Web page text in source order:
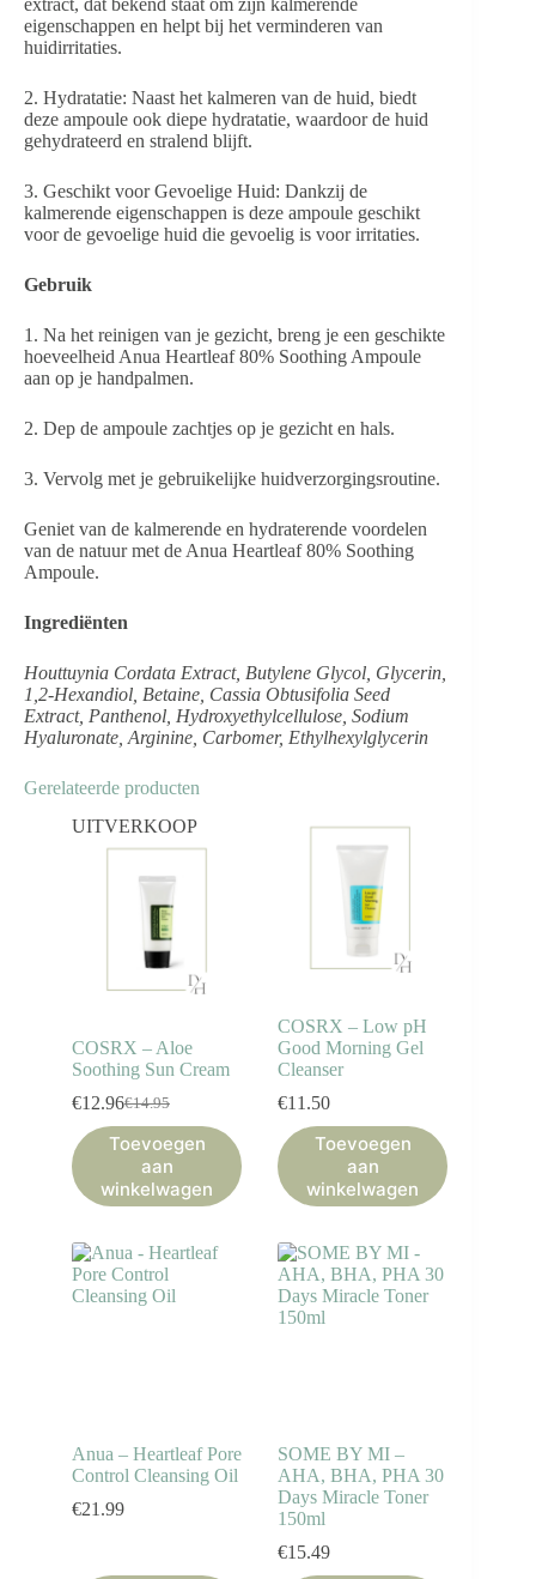
eigenschappen en helpt bij het verminderen van
huidirritaties.
2. Hydratatie: Naast het kalmeren van de huid, biedt
deze ampoule ook diepe hydratatie, waardoor de huid
gehydrateerd en stralend blijft.
3. Geschikt voor Gevoelige Huid: Dankzij de
kalmerende eigenschappen is deze ampoule geschikt
voor de gevoelige huid die gevoelig is voor irritaties.
Gebruik
1. Na het reinigen van je gezicht, breng je een geschikte
hoeveelheid Anua Heartleaf 80% Soothing Ampoule
aan op je handpalmen.
2. Dep de ampoule zachtjes op je gezicht en hals.
3. Vervolg met je gebruikelijke huidverzorgingsroutine.
Geniet van de kalmerende en hydraterende voordelen
van de natuur met de Anua Heartleaf 80% Soothing
Ampoule.
Ingrediënten
Houttuynia Cordata Extract, Butylene Glycol, Glycerin,
1,2-Hexandiol, Betaine, Cassia Obtusifolia Seed
Extract, Panthenol, Hydroxyethylcellulose, Sodium
Hyaluronate, Arginine, Carbomer, Ethylhexylglycerin
Gerelateerde producten
UITVERKOOP
COSRX – Aloe
Soothing Sun Cream
€14.95
Oorspronkelijke
prijs
was:
€14.95.
€12.96Huidige
prijs
is:
€12.96.
Toevoegen
aan
winkelwagen
COSRX – Low pH
Good Morning Gel
Cleanser
€11.50
Toevoegen
aan
winkelwagen
Anua – Heartleaf Pore
Control Cleansing Oil
€21.99
SOME BY MI –
AHA, BHA, PHA 30
Days Miracle Toner
150ml
€15.49